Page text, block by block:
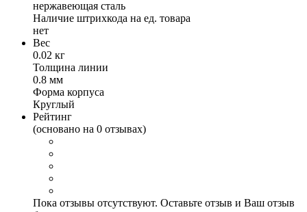
нержавеющая сталь
Наличие штрихкода на ед. товара
нет
Вес
0.02 кг
Толщина линии
0.8 мм
Форма корпуса
Круглый
Рейтинг
(основано на 0 отзывах)
Пока отзывы отсутствуют. Оставьте отзыв и Ваш отзыв